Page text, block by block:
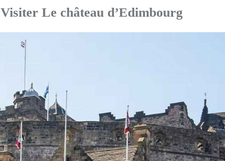
Visiter Le château d’Edimbourg